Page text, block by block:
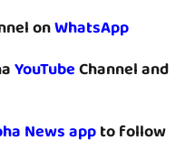
onWhatsApp
YouTubeChannel and
News appto follow